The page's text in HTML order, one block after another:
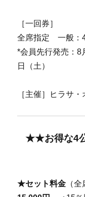
［一回券］
全席指定 一般：
*会員先行発売：8
日（土）
［主催］ヒラサ・
★★お得な4
★セット料金 （